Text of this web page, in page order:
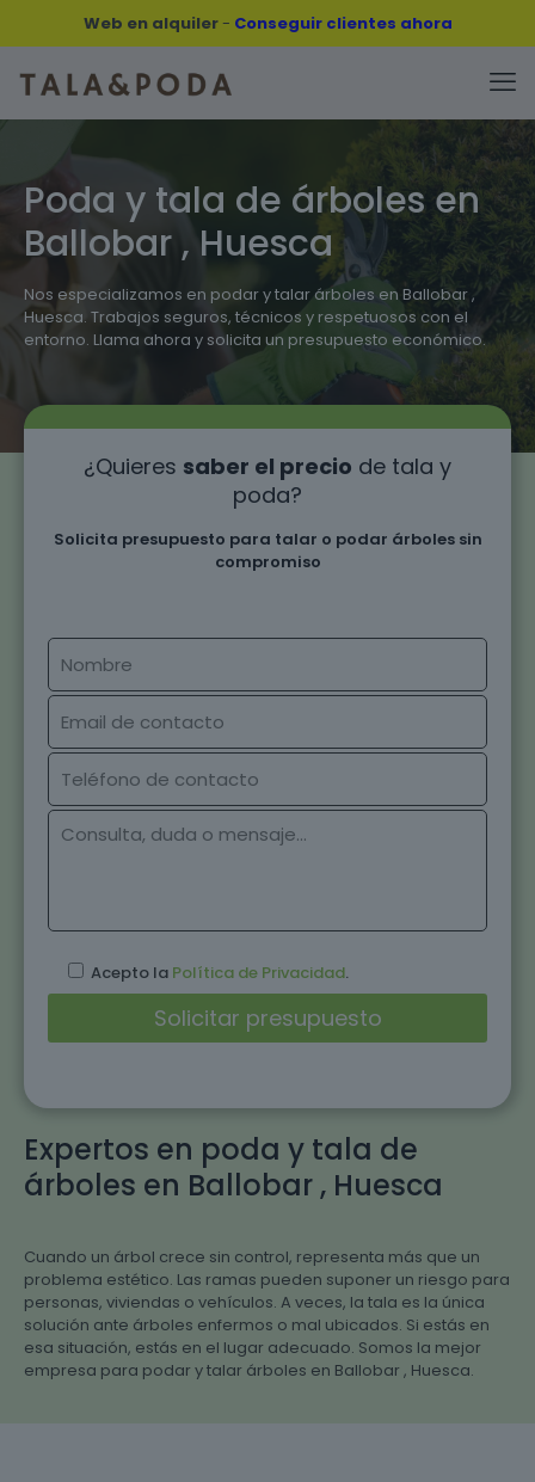
Web en alquiler- Conseguir clientes ahora
Poda y tala de árboles en
Ballobar , Huesca
Nos especializamos en podar y talar árboles en Ballobar ,
Huesca. Trabajos seguros, técnicos y respetuosos con el
entorno. Llama ahora y solicita un presupuesto económico.
Expertos en poda y tala de
árboles en Ballobar , Huesca
Cuando un árbol crece sin control, representa más que un
problema estético. Las ramas pueden suponer un riesgo para
personas, viviendas o vehículos. A veces, la tala es la única
solución ante árboles enfermos o mal ubicados. Si estás en
esa situación, estás en el lugar adecuado. Somos la mejor
empresa para podar y talar árboles en Ballobar , Huesca.
¿Quieres saber el precio de tala y
poda?
Solicita presupuesto para talar o podar árboles sin
compromiso
Acepto la Política de Privacidad.